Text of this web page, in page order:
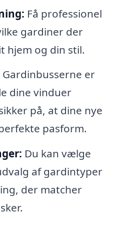
Få professionel
gardiner der
hjem og din stil.
Gardinbusserne er
dine vinduer
på, at dine nye
pasform.
Du kan vælge
af gardintyper
der matcher